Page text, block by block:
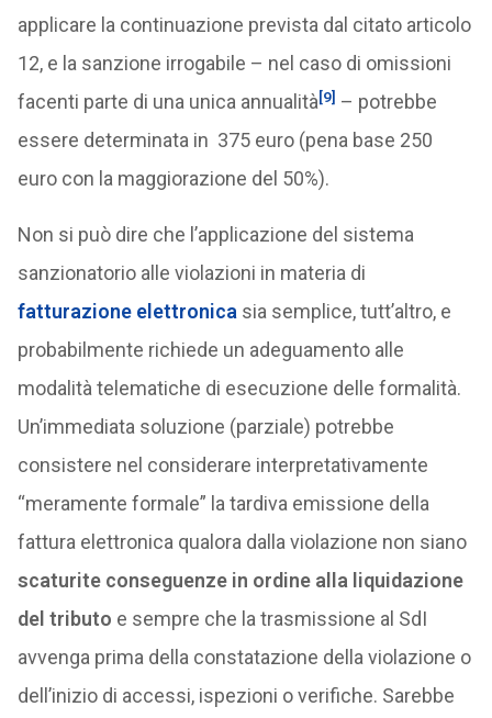
applicare la continuazione prevista dal citato articolo
12, e la sanzione irrogabile – nel caso di omissioni
facenti parte di una unica annualità[9] – potrebbe
essere determinata in 375 euro (pena base 250
euro con la maggiorazione del 50%).
Non si può dire che l’applicazione del sistema
sanzionatorio alle violazioni in materia di
fatturazione elettronicasia semplice, tutt’altro, e
probabilmente richiede un adeguamento alle
modalità telematiche di esecuzione delle formalità.
Un’immediata soluzione (parziale) potrebbe
consistere nel considerare interpretativamente
“meramente formale” la tardiva emissione della
fattura elettronica qualora dalla violazione non siano
scaturite conseguenze in ordine alla liquidazione
del tributo e sempre che la trasmissione al SdI
avvenga prima della constatazione della violazione o
dell’inizio di accessi, ispezioni o verifiche. Sarebbe